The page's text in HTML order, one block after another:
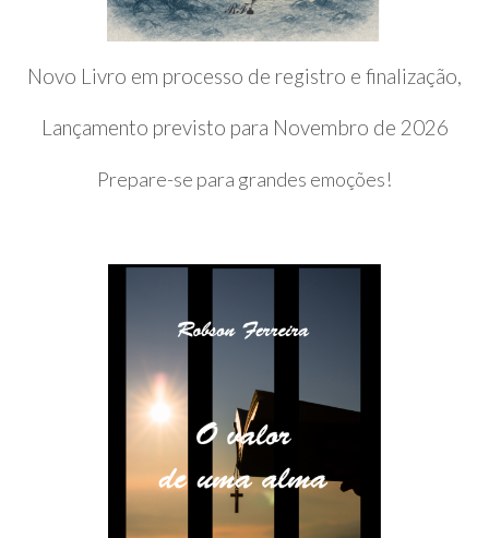
Novo Livro em processo de registro e finalização,
Lançamento previsto para Novembro de 2026
Prepare-se para grandes emoções!